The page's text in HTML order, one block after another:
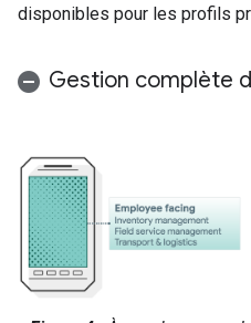
disponibles pour les profils
Gestion complète